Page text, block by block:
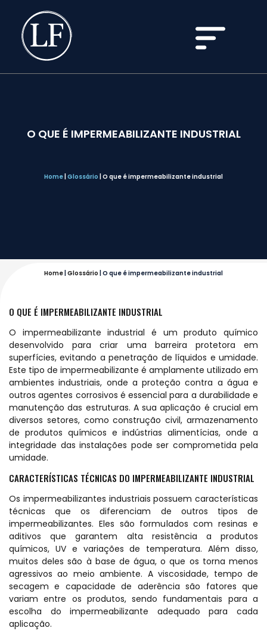
O QUE É IMPERMEABILIZANTE INDUSTRIAL
Home Glossário O que é impermeabilizante industrial
Home Glossário O que é impermeabilizante industrial
O QUE É IMPERMEABILIZANTE INDUSTRIAL
O impermeabilizante industrial é um produto químico
desenvolvido para criar uma barreira protetora em
superfícies, evitando a penetração de líquidos e umidade.
Este tipo de impermeabilizante é amplamente utilizado em
ambientes industriais, onde a proteção contra a água e
outros agentes corrosivos é essencial para a durabilidade e
manutenção das estruturas. A sua aplicação é crucial em
diversos setores, como construção civil, armazenamento
de produtos químicos e indústrias alimentícias, onde a
integridade das instalações pode ser comprometida pela
umidade.
CARACTERÍSTICAS TÉCNICAS DO IMPERMEABILIZANTE INDUSTRIAL
Os impermeabilizantes industriais possuem características
técnicas que os diferenciam de outros tipos de
impermeabilizantes. Eles são formulados com resinas e
aditivos que garantem alta resistência a produtos
químicos, UV e variações de temperatura. Além disso,
muitos deles são à base de água, o que os torna menos
agressivos ao meio ambiente. A viscosidade, tempo de
secagem e capacidade de aderência são fatores que
variam entre os produtos, sendo fundamentais para a
escolha do impermeabilizante adequado para cada
aplicação.